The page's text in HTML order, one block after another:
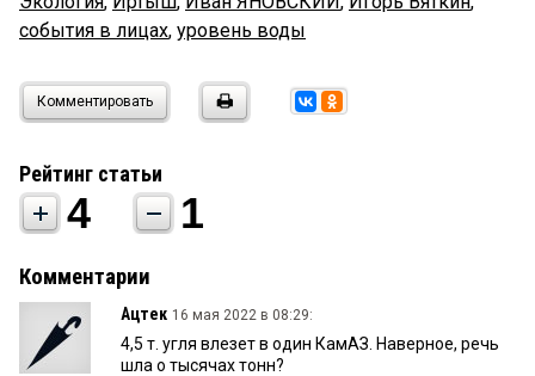
события в лицах, уровень воды
Комментировать
Рейтинг статьи
4 1
Комментарии
Ацтек 16 мая 2022 в 08:29:
4,5 т. угля влезет в один КамАЗ. Наверное, речь
шла о тысячах тонн?